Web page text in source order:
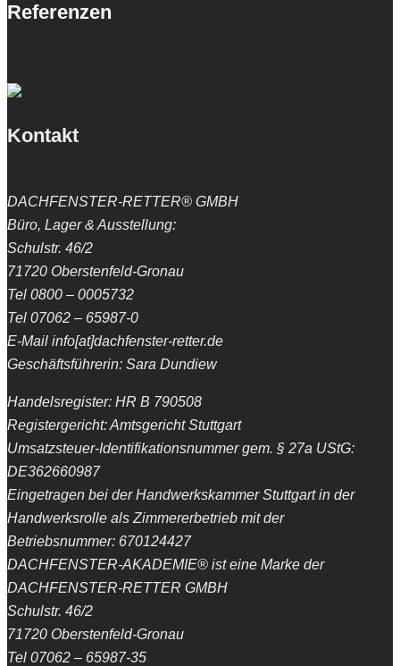
Referenzen
Kontakt
DACHFENSTER-RETTER® GMBH
Büro, Lager & Ausstellung:
Schulstr. 46/2
71720 Oberstenfeld-Gronau
Tel 0800 – 0005732
Tel 07062 – 65987-0
E-Mail info[at]dachfenster-retter.de
Geschäftsführerin: Sara Dundiew
Handelsregister: HR B 790508
Registergericht: Amtsgericht Stuttgart
Umsatzsteuer-Identifikationsnummer gem. § 27a UStG:
DE362660987
Eingetragen bei der Handwerkskammer Stuttgart in der
Handwerksrolle als Zimmererbetrieb mit der
Betriebsnummer: 670124427
DACHFENSTER-AKADEMIE® ist eine Marke der
DACHFENSTER-RETTER GMBH
Schulstr. 46/2
71720 Oberstenfeld-Gronau
Tel 07062 – 65987-35